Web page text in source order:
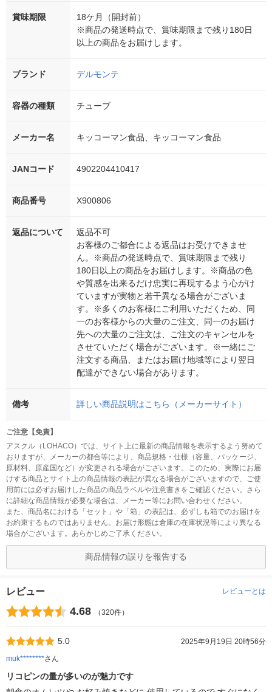
賞味期限
18ケ月（開封前）
※商品の発送時点で、賞味期限まで残り180日
以上の商品をお届けします。
ブランド デルモンテ
容器の種類 チューブ
メーカー名 キッコーマン食品、キッコーマン食品
JANコード 4902204410417
商品番号 X900806
返品について
返品不可
お客様のご都合による返品はお受けできませ
ん。※商品の発送時点で、賞味期限まで残り
180日以上の商品をお届けします。※商品の色
や質感を出来るだけ忠実に再現するよう心がけ
ていますが実物と若干異なる場合がございま
す。※多くのお客様にご利用いただくため、同
一のお客様からの大量のご注文、同一のお届け
先への大量のご注文は、ご注文のキャンセルを
させていただく場合がございます。※一緒にご
注文する商品、またはお届け地域等により翌日
配達ができない場合があります。
備考 詳しい商品説明はこちら（メーカーサイト）
ご注意【免責】
アスクル（LOHACO）では、サイト上に最新の商品情報を表示するよう努めて
おりますが、メーカーの都合等により、商品規格・仕様（容量、パッケージ、
原材料、原産国など）が変更される場合がございます。このため、実際にお届
けする商品とサイト上の商品情報の表記が異なる場合がございますので、ご使
用前には必ずお届けした商品の商品ラベルや注意書きをご確認ください。さら
に詳細な商品情報が必要な場合は、メーカー等にお問い合わせください。
また、商品名における「セット」や「箱」の表記は、必ずしも箱でのお届けを
お約束するものではありません。お届け形態は倉庫の在庫状況等により異なる
場合がございます。あらかじめご了承ください。
商品情報の誤りを報告する
レビュー レビューとは
4.68 （320件）
5.0
2025年9月19日 20時56分
muk********さん
リコピンの量が多いのが魅力です